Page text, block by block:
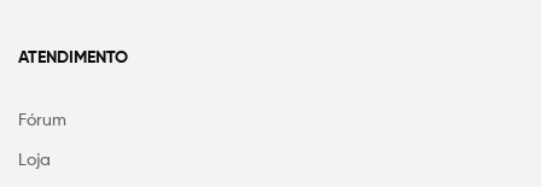
ATENDIMENTO
Fórum
Loja